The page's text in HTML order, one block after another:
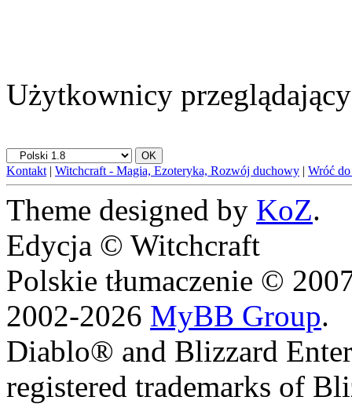
Użytkownicy
Kontakt | Witchcraft - Magia, Ezoteryka, Rozwój duchowy | Wróć
Theme designed by KoZ.
Edycja © Witchcraft
Polskie tłumaczenie ©
2002-2026 MyBB Group.
Diablo® and Blizzard
registered trademarks of